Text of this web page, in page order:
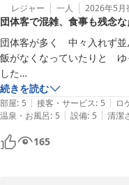
大浴場（女性)の洗い場の
がとうございます。今後の
ます。
また、傘の処分につきまし
てたようで安心いたしまし
周辺には全国チェーンの飲
店がございます。便利にご
ます。
これからも皆様に快適に
レジャー 一人 2026年5月
団体客で混雑、食事も残念な
団体客が多く　中々入れず
飯がなくなっていたりと　
した
その他はルートインならで
♪
続きを読む
部屋: 5 | 接客・サービス: 5 | ロ
温泉・お風呂: 5 | 設備: 5 | 清潔
165